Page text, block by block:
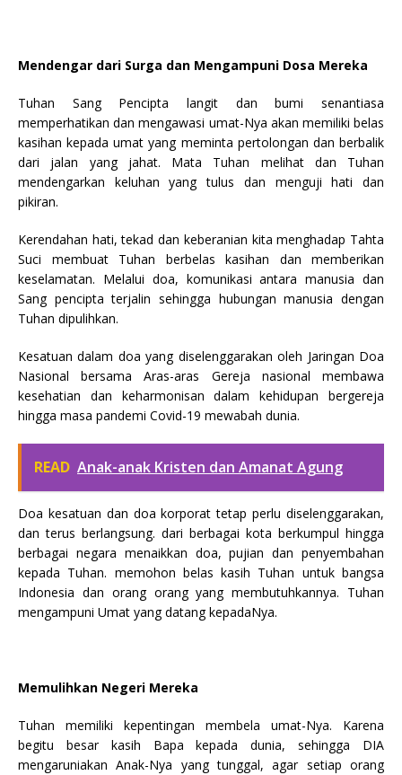
Mendengar dari Surga dan Mengampuni Dosa Mereka
Tuhan Sang Pencipta langit dan bumi senantiasa
memperhatikan dan mengawasi umat-Nya akan memiliki belas
kasihan kepada umat yang meminta pertolongan dan berbalik
dari jalan yang jahat. Mata Tuhan melihat dan Tuhan
mendengarkan keluhan yang tulus dan menguji hati dan
pikiran.
Kerendahan hati, tekad dan keberanian kita menghadap Tahta
Suci membuat Tuhan berbelas kasihan dan memberikan
keselamatan. Melalui doa, komunikasi antara manusia dan
Sang pencipta terjalin sehingga hubungan manusia dengan
Tuhan dipulihkan.
Kesatuan dalam doa yang diselenggarakan oleh Jaringan Doa
Nasional bersama Aras-aras Gereja nasional membawa
kesehatian dan keharmonisan dalam kehidupan bergereja
hingga masa pandemi Covid-19 mewabah dunia.
READ Anak-anak Kristen dan Amanat Agung
Doa kesatuan dan doa korporat tetap perlu diselenggarakan,
dan terus berlangsung. dari berbagai kota berkumpul hingga
berbagai negara menaikkan doa, pujian dan penyembahan
kepada Tuhan. memohon belas kasih Tuhan untuk bangsa
Indonesia dan orang orang yang membutuhkannya. Tuhan
mengampuni Umat yang datang kepadaNya.
Memulihkan Negeri Mereka
Tuhan memiliki kepentingan membela umat-Nya. Karena
begitu besar kasih Bapa kepada dunia, sehingga DIA
mengaruniakan Anak-Nya yang tunggal, agar setiap orang